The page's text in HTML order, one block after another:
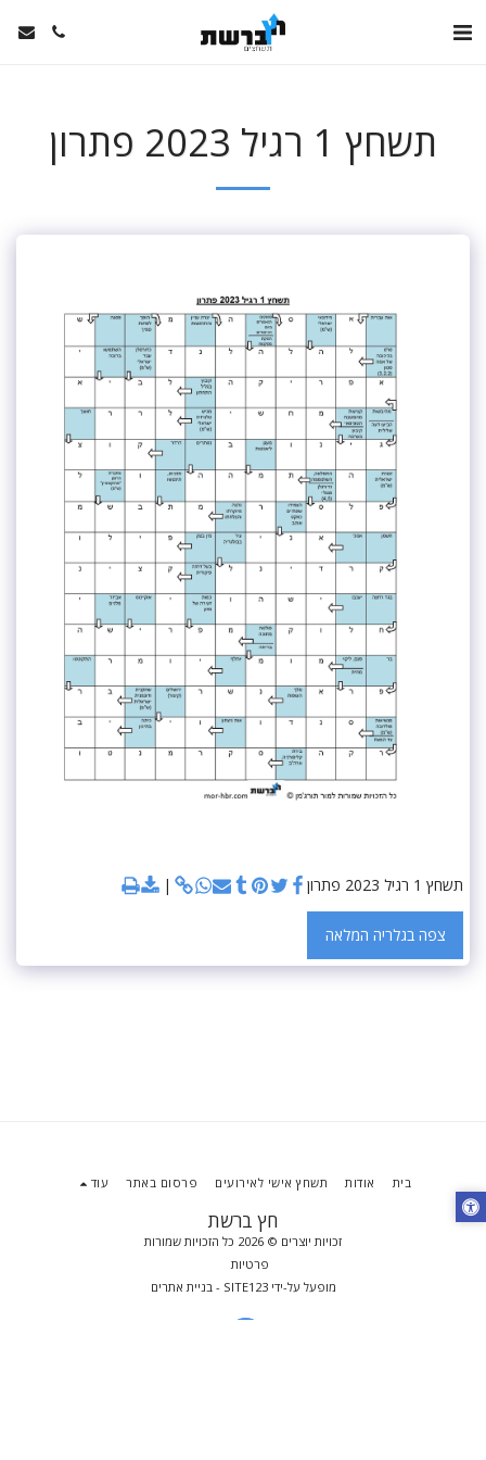
תשחץ 1 רגיל 2023 פתרון
תשחץ 1 רגיל 2023 פתרון
צפה בגלריה המלאה
חץ ברשת
זכויות יוצרים © 2026 כל הזכויות שמורות
פרטיות
מופעל על-ידיSITE123
- בניית אתרים
בית אודות תשחץ אישי לאירועים פרסום באתר עוד